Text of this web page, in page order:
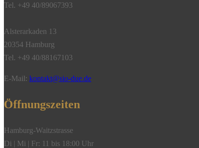
Tel. +49 40/89067393
Alsterarkaden 13
20354 Hamburg
Tel. +49 40/88167103
E-Mail: kontakt@sio-due.de
Öffnungszeiten
Hamburg-Waitzstrasse
Di | Mi | Fr: 11 bis 18:00 Uhr